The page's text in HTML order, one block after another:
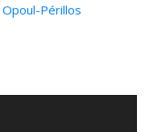
Opoul-Périllos